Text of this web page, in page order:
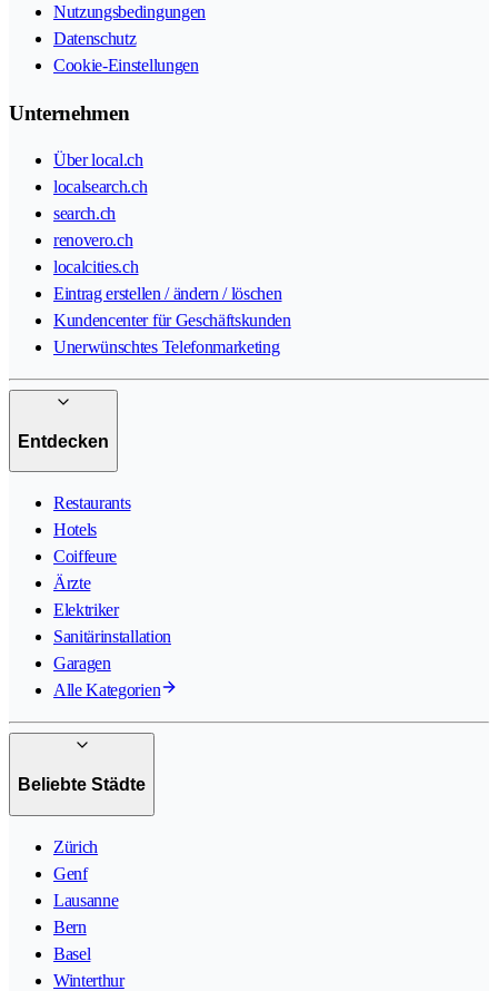
Nutzungsbedingungen
Datenschutz
Cookie-Einstellungen
Unternehmen
Über local.ch
localsearch.ch
search.ch
renovero.ch
localcities.ch
Eintrag erstellen / ändern / löschen
Kundencenter für Geschäftskunden
Unerwünschtes Telefonmarketing
Entdecken
Restaurants
Hotels
Coiffeure
Ärzte
Elektriker
Sanitärinstallation
Garagen
Alle Kategorien
Beliebte Städte
Zürich
Genf
Lausanne
Bern
Basel
Winterthur